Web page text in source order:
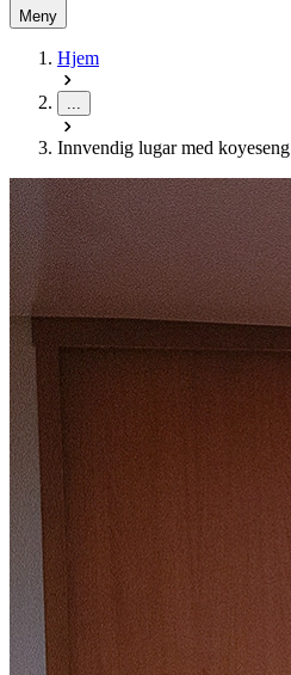
Meny
Hjem
Innvendig lugar med koyeseng